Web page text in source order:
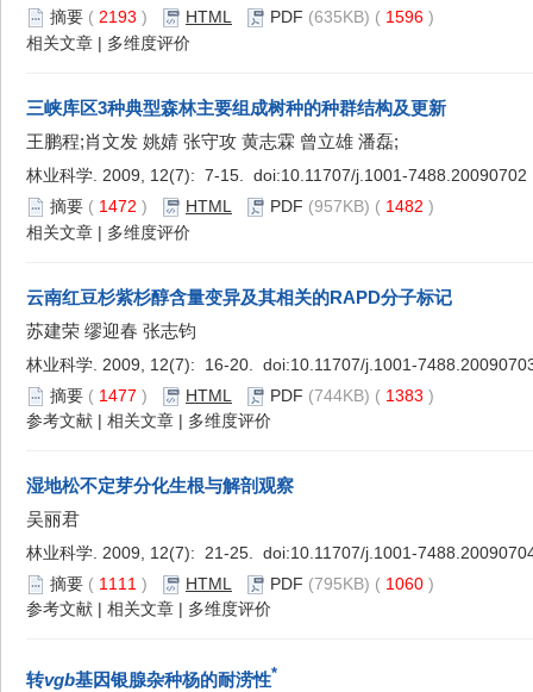
摘要 ( 2193 ) HTML PDF (635KB) ( 1596 )
相关文章 | 多维度评价
三峡库区3种典型森林主要组成树种的种群结构及更新
王鹏程;肖文发 姚婧 张守攻 黄志霖 曾立雄 潘磊;
林业科学. 2009, 12(7): 7-15. doi:10.11707/j.1001-7488.20090702
摘要 ( 1472 ) HTML PDF (957KB) ( 1482 )
相关文章 | 多维度评价
云南红豆杉紫杉醇含量变异及其相关的RAPD分子标记
苏建荣 缪迎春 张志钧
林业科学. 2009, 12(7): 16-20. doi:10.11707/j.1001-
摘要 ( 1477 ) HTML PDF (744KB) ( 1383 )
参考文献 | 相关文章 | 多维度评价
湿地松不定芽分化生根与解剖观察
吴丽君
林业科学. 2009, 12(7): 21-25. doi:10.11707/j.1001-
摘要 ( 1111 ) HTML PDF (795KB) ( 1060 )
参考文献 | 相关文章 | 多维度评价
转vgb基因银腺杂种杨的耐涝性*